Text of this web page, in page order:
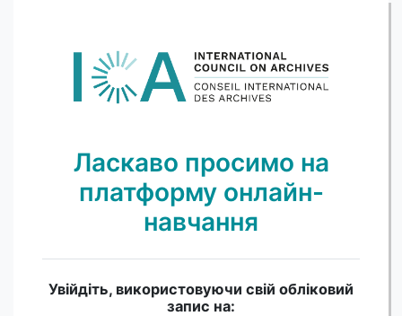
Ласкаво просимо на
платформу онлайн-
навчання
Увійдіть, використовуючи свій обліковий
запис на: